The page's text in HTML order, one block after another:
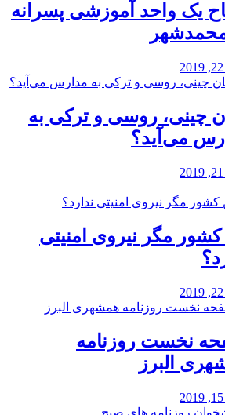
یک واحد آموزشی پسرانه
چینی، روسی و ترکی به
می‌آید؟
کشور مگر نیروی امنیتی
نخست روزنامه‌
البرز